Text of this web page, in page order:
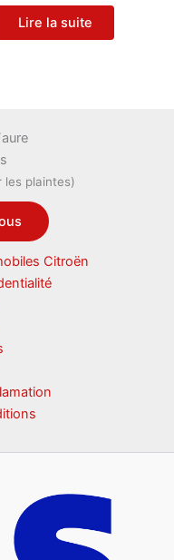
Lire la suite
les plaintes)
Citroën